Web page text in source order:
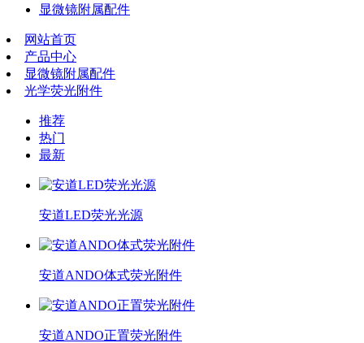
显微镜附属配件
网站首页
产品中心
显微镜附属配件
光学荧光附件
推荐
热门
最新
安道LED荧光光源
安道ANDO体式荧光附件
安道ANDO正置荧光附件